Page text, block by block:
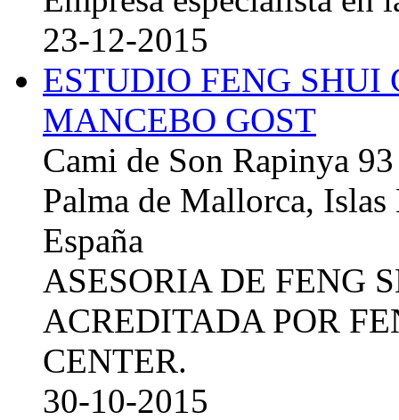
23-12-2015
ESTUDIO FENG
MANCEBO GOST
Cami de Son Rapinya 93
Palma de Mallorca, Islas
España
ASESORIA DE FENG
ACREDITADA POR
CENTER.
30-10-2015